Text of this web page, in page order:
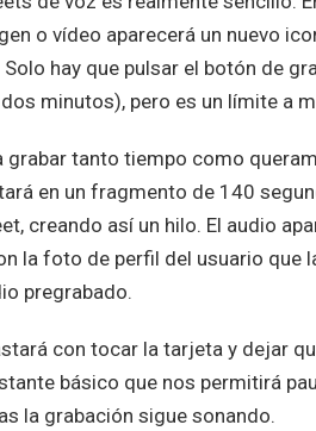
o vídeo aparecerá un nuevo
hay que pulsar el botón de
minutos), pero es un límite a
grabar tanto tiempo como
en un fragmento de 140
creando así un hilo. El audio
la foto de perfil del usuario que
pregrabado.
con tocar la tarjeta y dejar
básico que nos permitirá
la grabación sigue sonando.